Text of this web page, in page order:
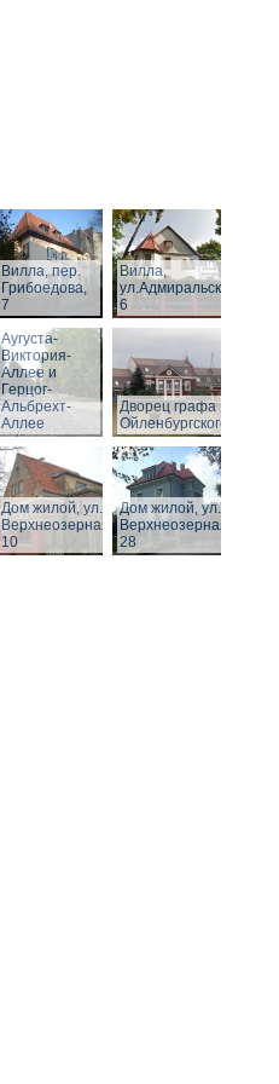
Вилла, пер.
Грибоедова,
7
Вилла,
ул.Адмиральская,
6
Виллы по
Аугуста-
Виктория-
Аллее и
Герцог-
Альбрехт-
Аллее
Дворец графа
Ойленбургского
Дом жилой, ул.
Верхнеозерная,
10
Дом жилой, ул.
Верхнеозерная,
28